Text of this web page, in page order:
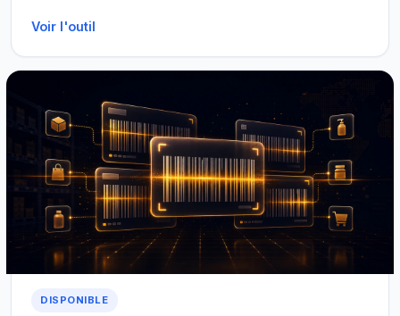
Voir l'outil
DISPONIBLE